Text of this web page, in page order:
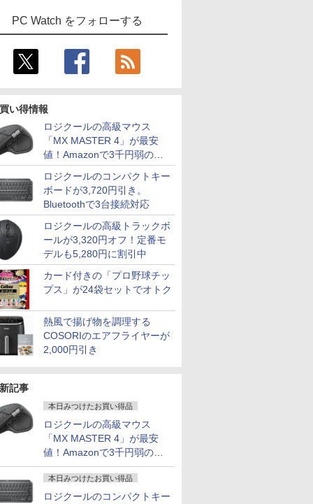
PC Watch をフォローする
い得情報
ロジクールの高級マウス
「MX MASTER 4」が最安
値！Amazonで3千円弱の割
引
ロジクールのコンパクトキー
ボードが3,720円引き。
Bluetoothで3台接続対応
ロジクールの高級トラックボ
ールが3,320円オフ！定番モ
デルも5,280円に割引中
カード付きの「プロ野球チッ
プス」が24袋セットでオトク
熱風で揚げ物を調理する
COSORIのエアフライヤーが
2,000円引き
記事
本日みつけたお買い得品
ロジクールの高級マウス
「MX MASTER 4」が最安
値！Amazonで3千円弱の割
引
本日みつけたお買い得品
ロジクールのコンパクトキー